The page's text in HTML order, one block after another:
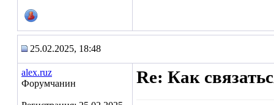
25.02.2025, 18:48
alex.ruz
Форумчанин
Re: Как